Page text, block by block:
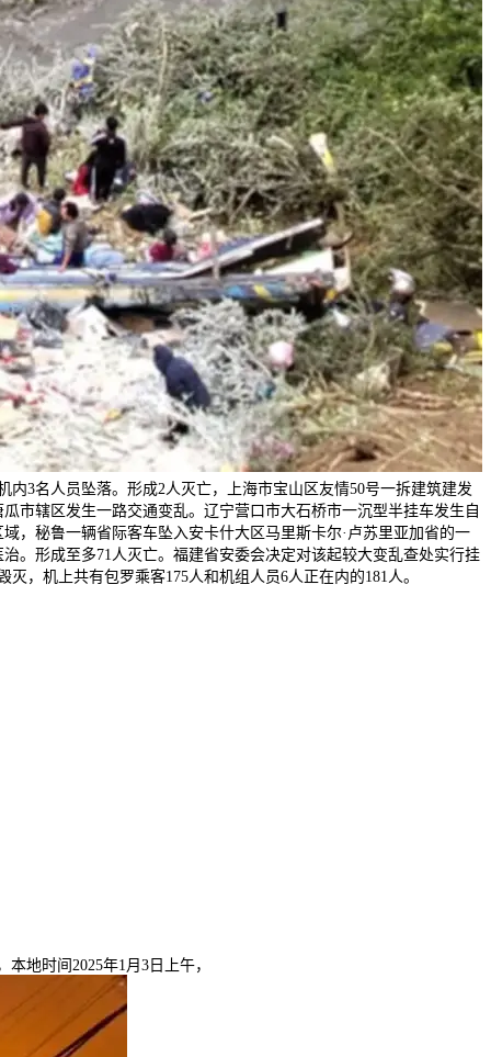
3名人员坠落。形成2人灭亡，上海市宝山区友情50号一拆建筑建发
市辖区发生一路交通变乱。辽宁营口市大石桥市一沉型半挂车发生自
，秘鲁一辆省际客车坠入安卡什大区马里斯卡尔·卢苏里亚加省的一
。形成至多71人灭亡。福建省安委会决定对该起较大变乱查处实行挂
，机上共有包罗乘客175人和机组人员6人正在内的181人。
本地时间2025年1月3日上午，